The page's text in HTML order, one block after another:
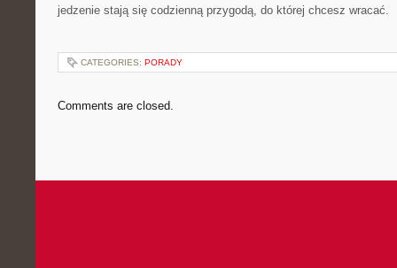
jedzenie stają się codzienną przygodą, do której chcesz wracać.
CATEGORIES: PORADY
Comments are closed.